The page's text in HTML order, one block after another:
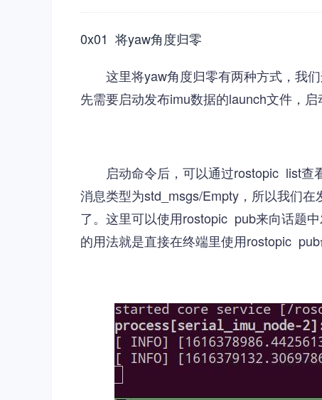
0x01 将yaw角度归零
这里将yaw角度归零有两种方式，我
先需要启动发布imu数据的launch文件，启
启动命令后，可以通过rostopic list查
消息类型为std_msgs/Empty，所以我们
了。这里可以使用rostopic pub来向话题
的用法就是直接在终端里使用rostopic pub